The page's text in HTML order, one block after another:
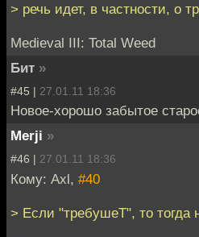
> речь идет, в частности, о
Medieval III: Total Weed
Бит »
#45 | 27.01.11 18:36
Новое-хорошо забытое
Merji »
#46 | 27.01.11 18:36
Кому: Axl, #40
> Если "требушеТ", то тогда